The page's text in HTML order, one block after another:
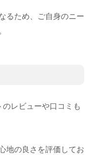
るため、ご自身のニー
レビューや口コミも
地の良さを評価してお